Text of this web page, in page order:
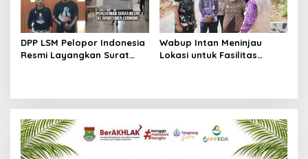
DPP LSM Pelopor Indonesia
Resmi Layangkan Surat
Wabup Intan Meninjau
Lokasi untuk Fasilitas